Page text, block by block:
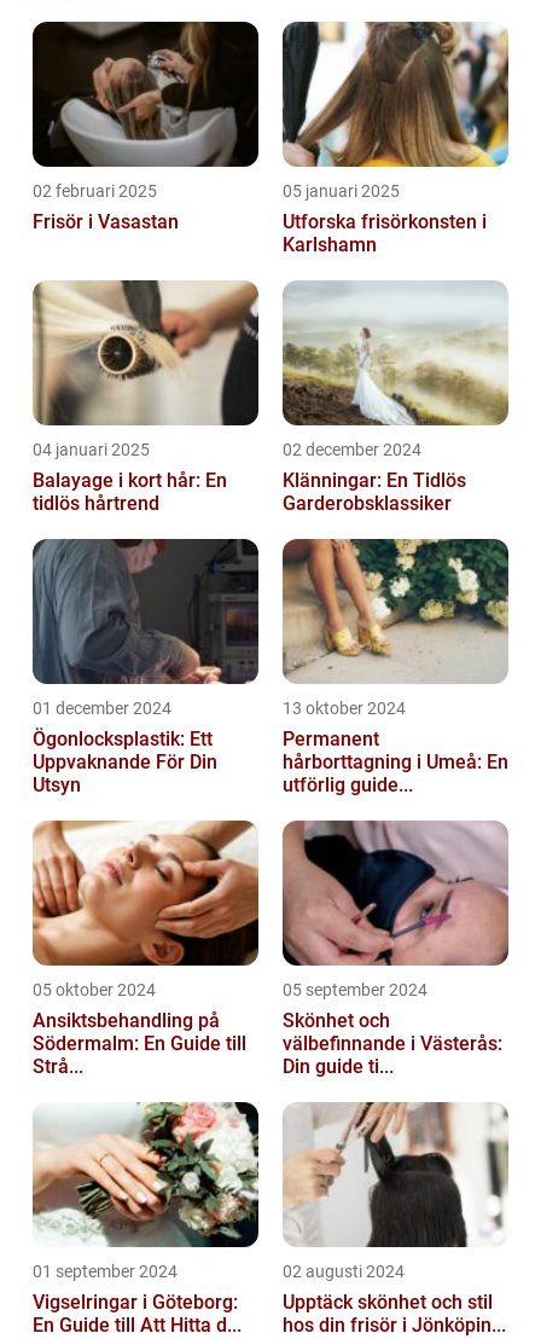
02 februari 2025
Frisör i Vasastan
05 januari 2025
Utforska frisörkonsten i
Karlshamn
04 januari 2025
Balayage i kort hår: En
tidlös hårtrend
02 december 2024
Klänningar: En Tidlös
Garderobsklassiker
01 december 2024
Ögonlocksplastik: Ett
Uppvaknande För Din
Utsyn
13 oktober 2024
Permanent
hårborttagning i Umeå: En
utförlig guide...
05 oktober 2024
Ansiktsbehandling på
Södermalm: En Guide till
Strå...
05 september 2024
Skönhet och
välbefinnande i Västerås:
Din guide ti...
01 september 2024
Vigselringar i Göteborg:
En Guide till Att Hitta d...
02 augusti 2024
Upptäck skönhet och stil
hos din frisör i Jönköpin...